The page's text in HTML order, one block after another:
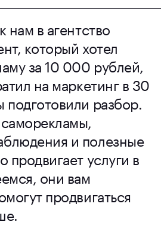
нам в агентство
который хотел
за 10 000 рублей,
на маркетинг в 30
разбор.
и полезные
продвигает услуги в
они вам
продвигаться